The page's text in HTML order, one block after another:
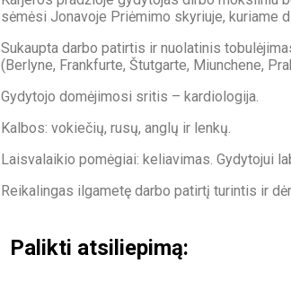
sėmėsi Jonavoje Priėmimo skyriuje, kuriame
Sukaupta darbo patirtis ir nuolatinis
(Berlyne, Frankfurte, Štutgarte, Miunchene,
Gydytojo domėjimosi sritis – kardiologija.
Kalbos: vokiečių, rusų, anglų ir lenkų.
Laisvalaikio pomėgiai: keliavimas. Gydytojui
Reikalingas ilgametę darbo patirtį turintis ir
Palikti atsiliepimą: